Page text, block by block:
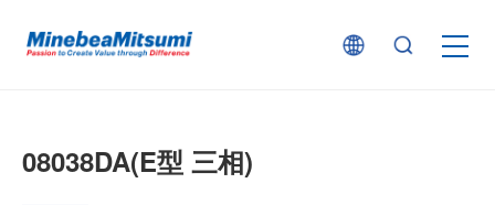
按行业用途查找
08038DA(E型 三相)